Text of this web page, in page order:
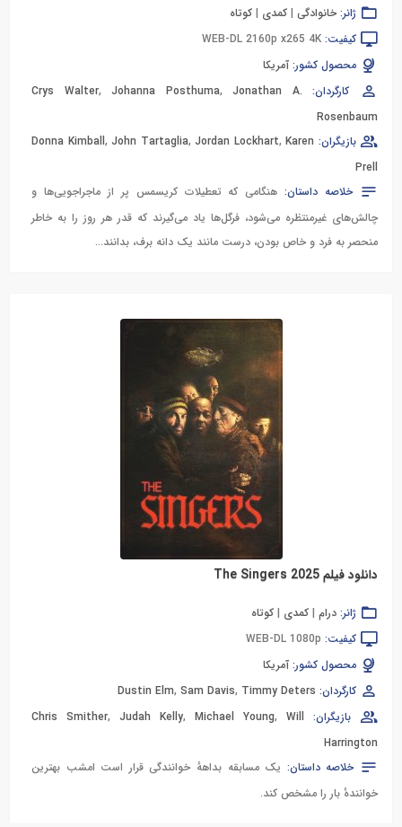
ژانر: خانوادگی | کمدی | کوتاه
کیفیت: WEB-DL 2160p x265 4K
محصول کشور: آمریکا
کارگردان:
Crys Walter,Johanna Posthuma,Jonathan A.
Rosenbaum
بازیگران:
Donna Kimball, John Tartaglia, Jordan Lockhart, Karen
Prell
خلاصه داستان: هنگامی که تعطیلات کریسمس پر از ماجراجویی‌ها و
چالش‌های غیرمنتظره می‌شود، فرگل‌ها یاد می‌گیرند که قدر هر روز را به خاطر
منحصر به فرد و خاص بودن، درست مانند یک دانه برف، بدانند…
دانلود فیلم The Singers 2025
ژانر: درام | کمدی | کوتاه
کیفیت: WEB-DL 1080p
محصول کشور: آمریکا
کارگردان:
Dustin Elm, Sam Davis, Timmy Deters
بازیگران:
Chris Smither, Judah Kelly, Michael Young, Will
Harrington
خلاصه داستان: یک مسابقه بداههٔ خوانندگی قرار است امشب بهترین
خوانندهٔ بار را مشخص کند.